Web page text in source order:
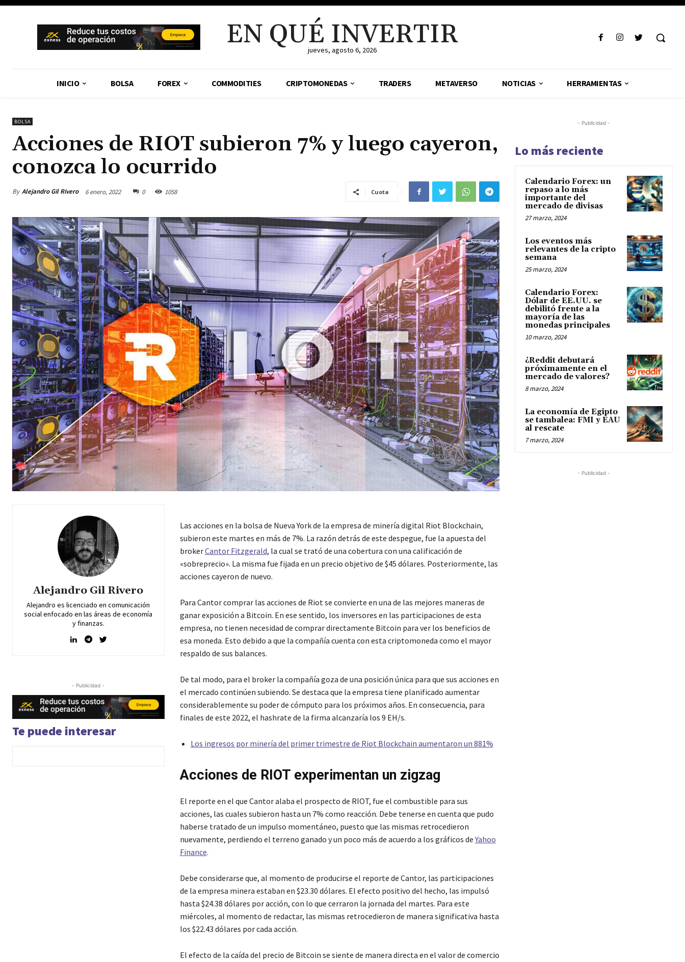
EN QUÉ INVERTIR
jueves, agosto 6, 2026
INICIO BOLSA FOREX COMMODITIES CRIPTOMONEDAS TRADERS METAVERSO NOTICIAS HERRAMIENTAS
BOLSA
Acciones de RIOT subieron 7% y luego cayeron,
conozca lo ocurrido
By Alejandro Gil Rivero 6 enero, 2022 0 1058 Cuota
Alejandro Gil Rivero
Alejandro es licenciado en comunicación
social enfocado en las áreas de economía
y finanzas.
- Publicidad -
Te puede interesar
Las acciones en la bolsa de Nueva York de la empresa de minería digital Riot Blockchain,
subieron este martes en más de 7%. La razón detrás de este despegue, fue la apuesta del
brokerCantor Fitzgerald, la cual se trató de una cobertura con una calificación de
«sobreprecio». La misma fue fijada en un precio objetivo de $45 dólares. Posteriormente, las
acciones cayeron de nuevo.
Para Cantor comprar las acciones de Riot se convierte en una de las mejores maneras de
ganar exposición a Bitcoin. En ese sentido, los inversores en las participaciones de esta
empresa, no tienen necesidad de comprar directamente Bitcoin para ver los beneficios de
esa moneda. Esto debido a que la compañía cuenta con esta criptomoneda como el mayor
respaldo de sus balances.
De tal modo, para el broker la compañía goza de una posición única para que sus acciones en
el mercado continúen subiendo. Se destaca que la empresa tiene planificado aumentar
considerablemente su poder de cómputo para los próximos años. En consecuencia, para
finales de este 2022, el hashrate de la firma alcanzaría los 9 EH/s.
Los ingresos por minería del primer trimestre de Riot Blockchain aumentaron un 881%
Acciones de RIOT experimentan un zigzag
El reporte en el que Cantor alaba el prospecto de RIOT, fue el combustible para sus
acciones, las cuales subieron hasta un 7% como reacción. Debe tenerse en cuenta que pudo
haberse tratado de un impulso momentáneo, puesto que las mismas retrocedieron
nuevamente, perdiendo el terreno ganado y un poco más de acuerdo a los gráficos deYahoo
Finance.
Debe considerarse que, al momento de producirse el reporte de Cantor, las participaciones
de la empresa minera estaban en $23.30 dólares. El efecto positivo del hecho, las impulsó
hasta $24.38 dólares por acción, con lo que cerraron la jornada del martes. Para este
miércoles, al momento de redactar, las mismas retrocedieron de manera significativa hasta
los $22.43 dólares por cada acción.
El efecto de la caída del precio de Bitcoin se siente de manera directa en el valor de comercio
- Publicidad -
Lo más reciente
Calendario Forex: un
repaso a lo más
importante del
mercado de divisas
27 marzo, 2024
Los eventos más
relevantes de la cripto
semana
25 marzo, 2024
Calendario Forex:
Dólar de EE.UU. se
debilitó frente a la
mayoría de las
monedas principales
10 marzo, 2024
¿Reddit debutará
próximamente en el
mercado de valores?
8 marzo, 2024
La economía de Egipto
se tambalea: FMI y EAU
al rescate
7 marzo, 2024
- Publicidad -